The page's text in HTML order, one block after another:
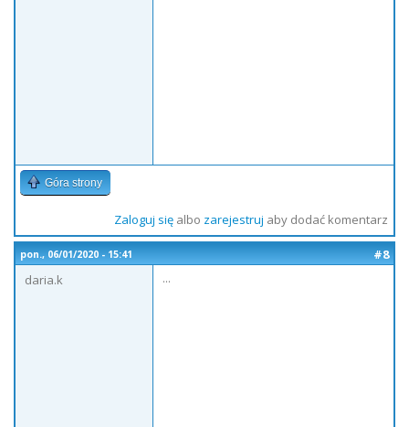
Góra strony
Zaloguj sięalbo zarejestruj aby dodać komentarz
pon., 06/01/2020 - 15:41
#8
daria.k
...